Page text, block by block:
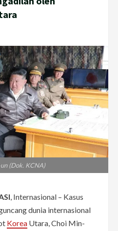
(Dok. KCNA)
, Internasional – Kasus
dunia internasional
Korea Utara, Choi Min-